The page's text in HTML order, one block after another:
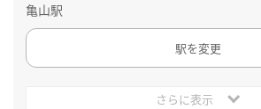
亀山駅
駅を変更
さらに表示